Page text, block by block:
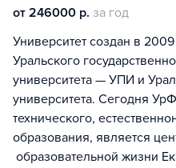
от 246000 р. за год
Университет создан в
Уральского
университета — УПИ и
университета. Сегодня
технического,
образования, является
образовательной жизни